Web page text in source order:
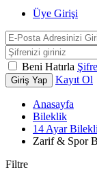
Üye Girişi
Beni Hatırla
Giriş Yap Kayıt Ol
Anasayfa
Bileklik
14 Ayar
Zarif & Spor
Filtre